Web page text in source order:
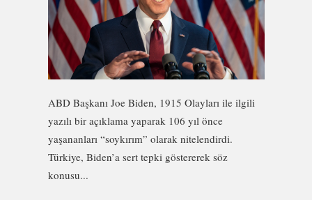
ABD Başkanı Joe Biden, 1915 Olayları ile ilgili
yazılı bir açıklama yaparak 106 yıl önce
yaşananları “soykırım” olarak nitelendirdi.
Türkiye, Biden’a sert tepki göstererek söz
konusu...